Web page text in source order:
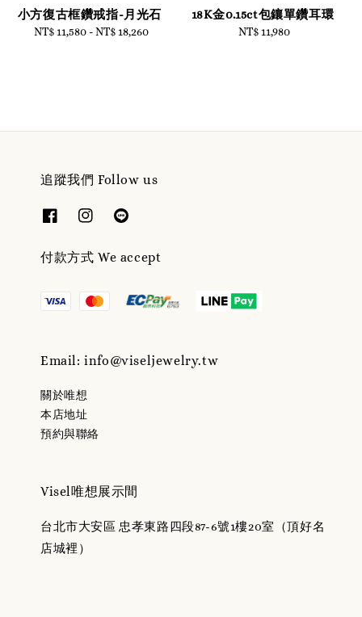
小方復古框鑽戒指-月光石
Regular
NT$ 11,580 -NT$ 18,260
18K金0.15ct包鑲單鑽耳環
Regular
NT$ 11,980
追蹤我們 Follow us
付款方式 We accept
Email: info@viseljewelry.tw
關於唯想
本店地址
預約與聯絡
Visel唯想展示間
台北市大安區 忠孝東路四段87-6號1樓20室（頂好名
店城裡）